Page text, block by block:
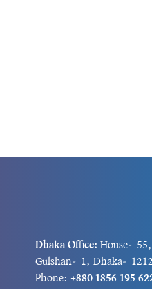
Dhaka Office: House-
Gulshan-1, Dhaka-
Phone: +880 1856 195